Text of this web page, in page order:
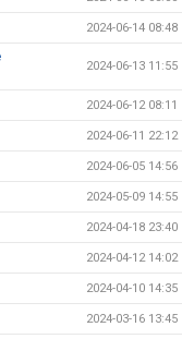
2024-06-14 08:48
2024-06-13 11:55
2024-06-12 08:11
2024-06-11 22:12
2024-06-05 14:56
2024-05-09 14:55
2024-04-18 23:40
2024-04-12 14:02
2024-04-10 14:35
2024-03-16 13:45